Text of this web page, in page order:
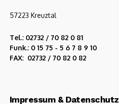
57223 Kreuztal
Tel.: 02732 / 70 82 0 81
Funk.: 0 15 75 - 5 6 7 8 9 10
FAX: 02732 / 70 82 0 82
Impressum & Datenschutz